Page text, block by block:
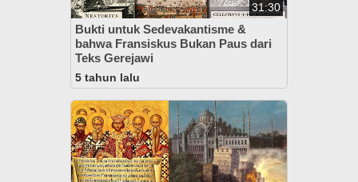
31:30
Bukti untuk Sedevakantisme &
bahwa Fransiskus Bukan Paus dari
Teks Gerejawi
5 tahun lalu